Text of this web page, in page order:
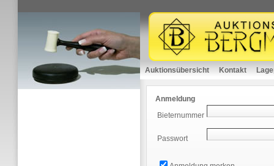
Auktionsübersicht Kontakt
Anmeldung
Bieternummer
Passwort